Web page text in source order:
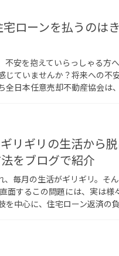
ローンを払うのは
不安を抱えていらっしゃる方
じていませんか？将来への不
全日本任意売却不動産協会は
リギリの生活から
をブログで紹介
、毎月の生活がギリギリ。そ
面するこの問題には、実は様
を中心に、住宅ローン返済の